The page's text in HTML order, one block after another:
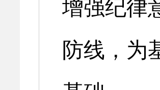
增强纪律
防线，为